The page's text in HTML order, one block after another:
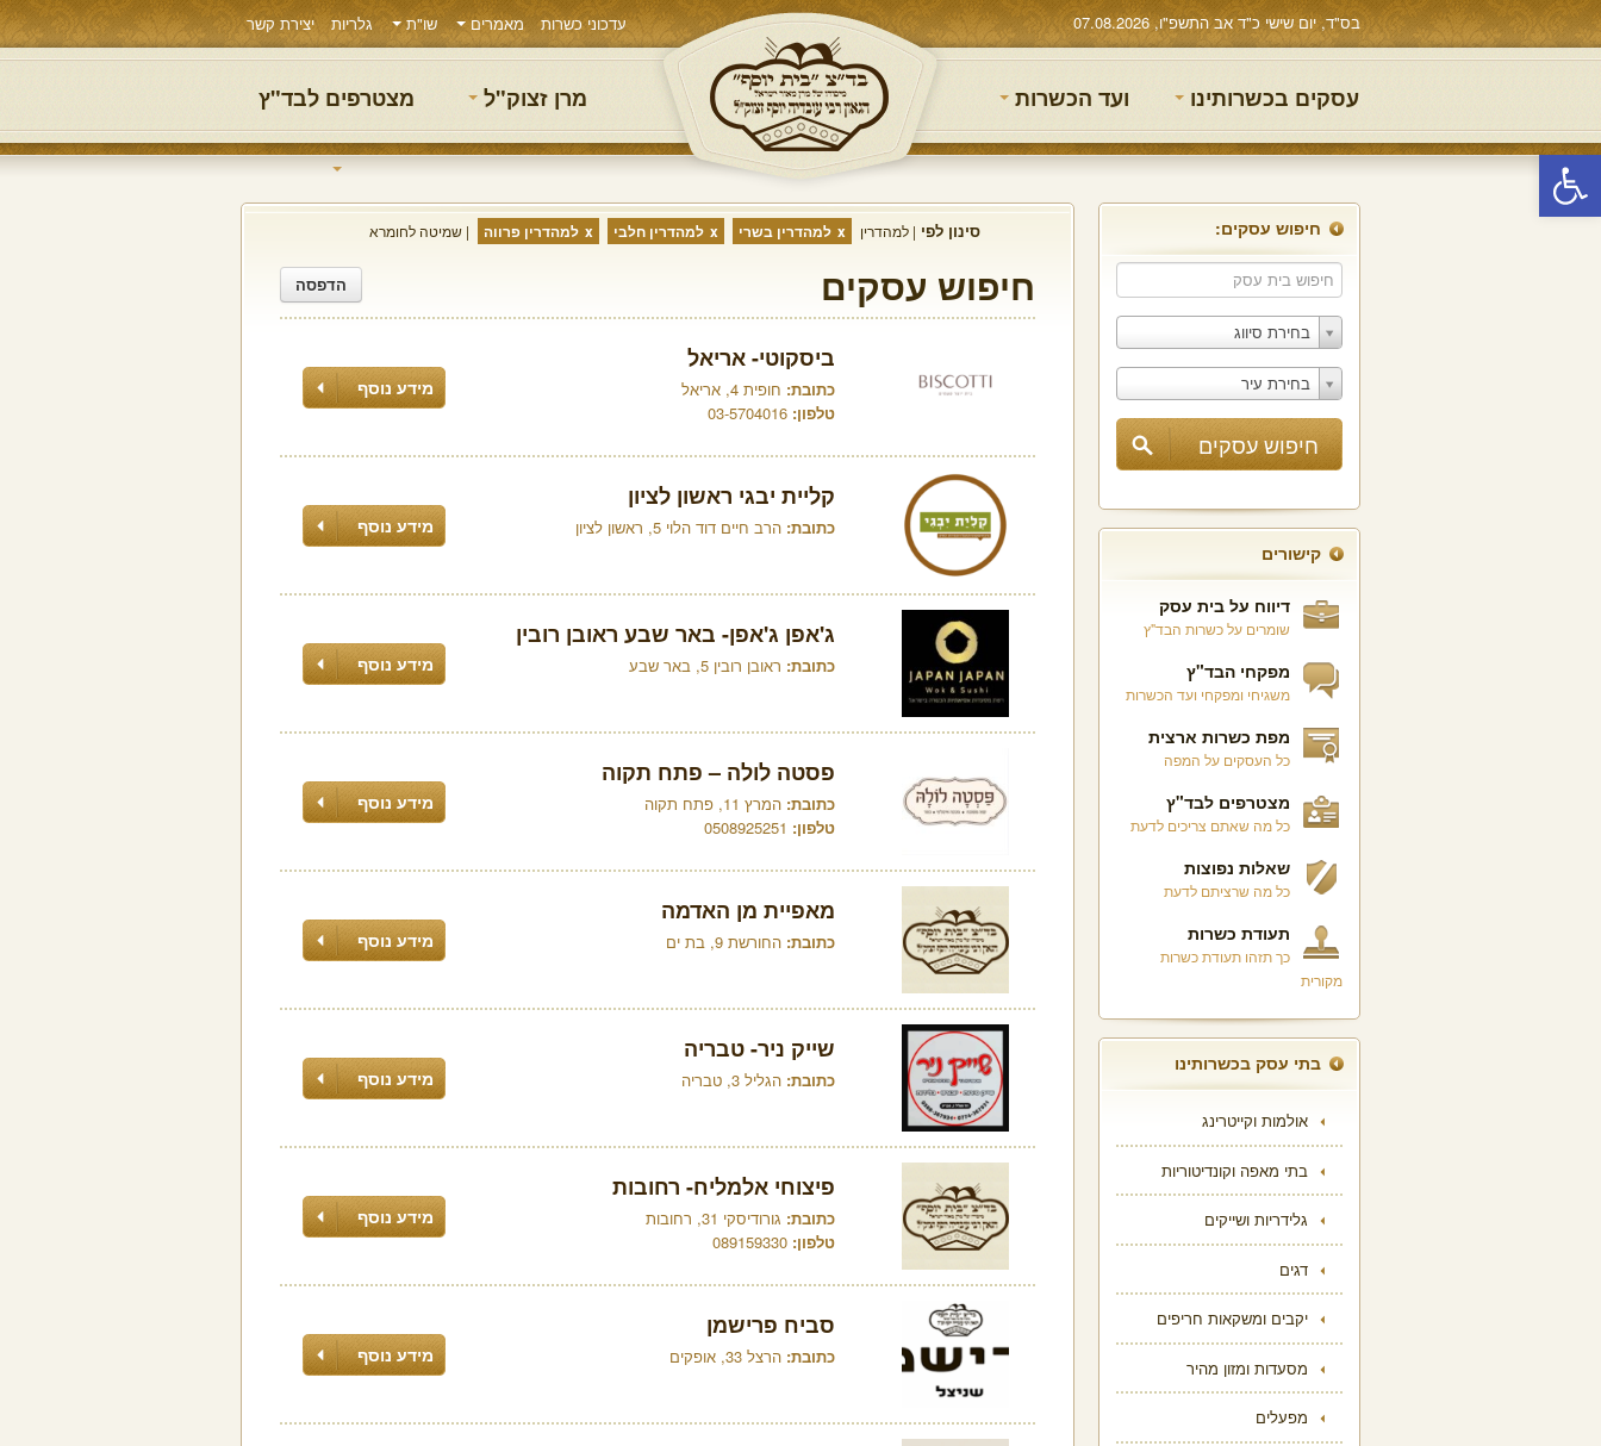
פתח סרגל נגישות
בס"ד, יום שישי כ"ד אב התשפ"ו, 07.08.2026 עדכוני כשרות מאמרים שו"ת גלריות יצירת קשר
עסקים בכשרותינו ועד הכשרות מרן זצוק"ל מצטרפים לבד"ץ
חיפוש עסקים:
בחירת סיווג
בחירת עיר
קישורים
דיווח על בית עסק
שומרים על כשרות הבד"ץ
מפקחי הבד"ץ
משגיחי ומפקחי ועד הכשרות
מפת כשרות ארצית
כל העסקים על המפה
מצטרפים לבד"ץ
כל מה שאתם צריכים לדעת
שאלות נפוצות
כל מה שרציתם לדעת
תעודת כשרות
כך תזהו תעודת כשרות
מקורית
בתי עסק בכשרותינו
אולמות וקייטרינג
בתי מאפה וקונדיטוריות
גלידריות ושייקים
דגים
יקבים ומשקאות חריפים
מסעדות ומזון מהיר
מפעלים
סינון לפי למהדרין למהדרין בשרי למהדרין חלבי למהדרין פרווה שמיטה לחומרא
חיפוש עסקים הדפסה
ביסקוטי- אריאל
כתובת: חופית 4, אריאל
טלפון: 03-5704016
מידע נוסף
קליית יבגי ראשון לציון
כתובת: הרב חיים דוד הלוי 5, ראשון לציון מידע נוסף
ג'אפן ג'אפן- באר שבע ראובן רובין
כתובת: ראובן רובין 5, באר שבע מידע נוסף
פסטה לולה – פתח תקוה
כתובת: המרץ 11, פתח תקוה
טלפון: 0508925251
מידע נוסף
מאפיית מן האדמה
כתובת: החורשת 9, בת ים מידע נוסף
שייק ניר- טבריה
כתובת: הגליל 3, טבריה מידע נוסף
פיצוחי אלמליח- רחובות
כתובת: גורודיסקי 31, רחובות
טלפון: 089159330
מידע נוסף
סביח פרישמן
כתובת: הרצל 33, אופקים מידע נוסף